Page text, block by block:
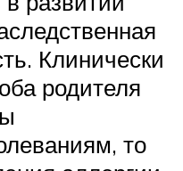
Клинически
родителя
то